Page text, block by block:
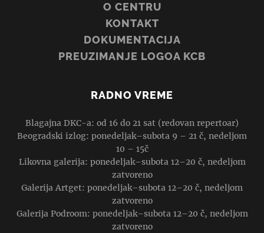
O CENTRU
KONTAKT
DOKUMENTACIJA
PREUZIMANJE LOGOA KCB
RADNO VREME
Blagajna DKC-a: od 16 do 21 sat (redovan repertoar)
Beogradski izlog: ponedeljak–subota 9 – 21 č, nedeljom
10 – 15č
Likovna galerija: ponedeljak–subota 12–20 č, nedeljom
zatvoreno
Galerija Artget: ponedeljak–subota 12–20 č, nedeljom
zatvoreno
Galerija Podroom: ponedeljak–subota 12–20 č, nedeljom
zatvoreno